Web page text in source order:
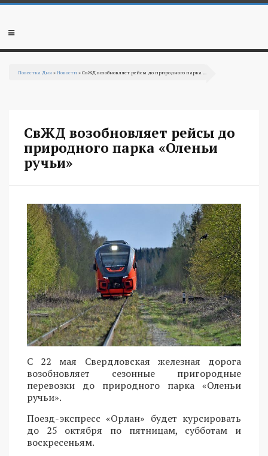
Перейти к основному содержанию
Мобильное
Повестка Дня »Новости » СвЖД возобновляет рейсы до природного парка ...
СвЖД возобновляет рейсы до
природного парка «Оленьи
ручьи»
С 22 мая Свердловская железная дорога
возобновляет сезонные пригородные
перевозки до природного парка «Оленьи
ручьи».
Поезд-экспресс «Орлан» будет курсировать
до 25 октября по пятницам, субботам и
воскресеньям.